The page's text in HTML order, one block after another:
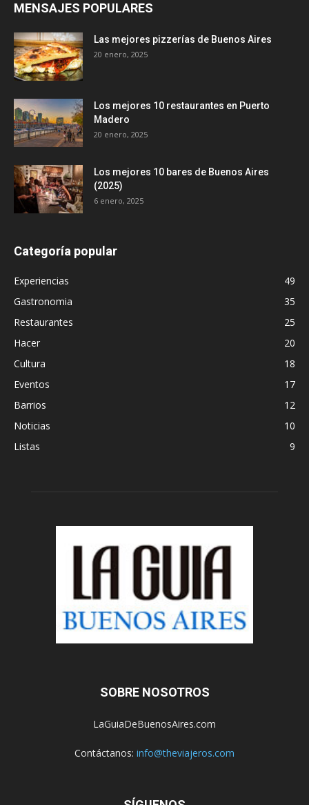
MENSAJES POPULARES
Las mejores pizzerías de Buenos Aires
20 enero, 2025
Los mejores 10 restaurantes en Puerto
Madero
20 enero, 2025
Los mejores 10 bares de Buenos Aires
(2025)
6 enero, 2025
Categoría popular
Experiencias
49
Gastronomia
35
Restaurantes
25
Hacer
20
Cultura
18
Eventos
17
Barrios
12
Noticias
10
Listas
9
SOBRE NOSOTROS
LaGuiaDeBuenosAires.com
Contáctanos: info@theviajeros.com